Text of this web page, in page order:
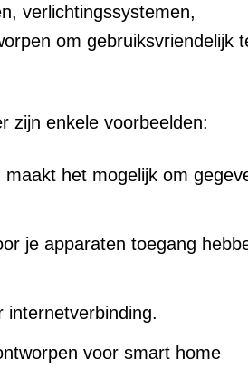
verlichtingssystemen,
om gebruiksvriendelijk
zijn enkele voorbeelden:
het mogelijk om
je apparaten toegang
internetverbinding.
voor smart home